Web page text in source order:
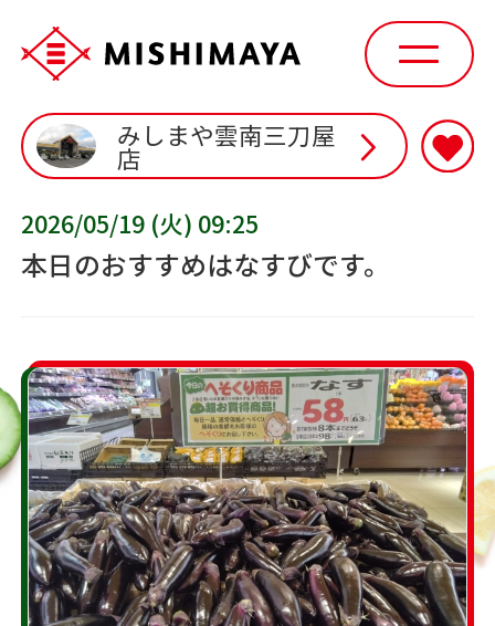
みしまや雲南三刀屋
店
2026/05/19 (火) 09:25
本日のおすすめはなすびです。